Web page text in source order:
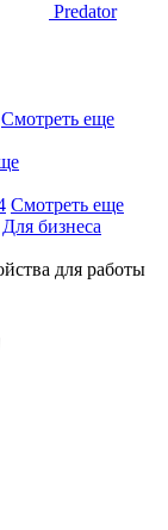
Predator
Смотреть еще
Смотреть еще
Для бизнеса
для работы